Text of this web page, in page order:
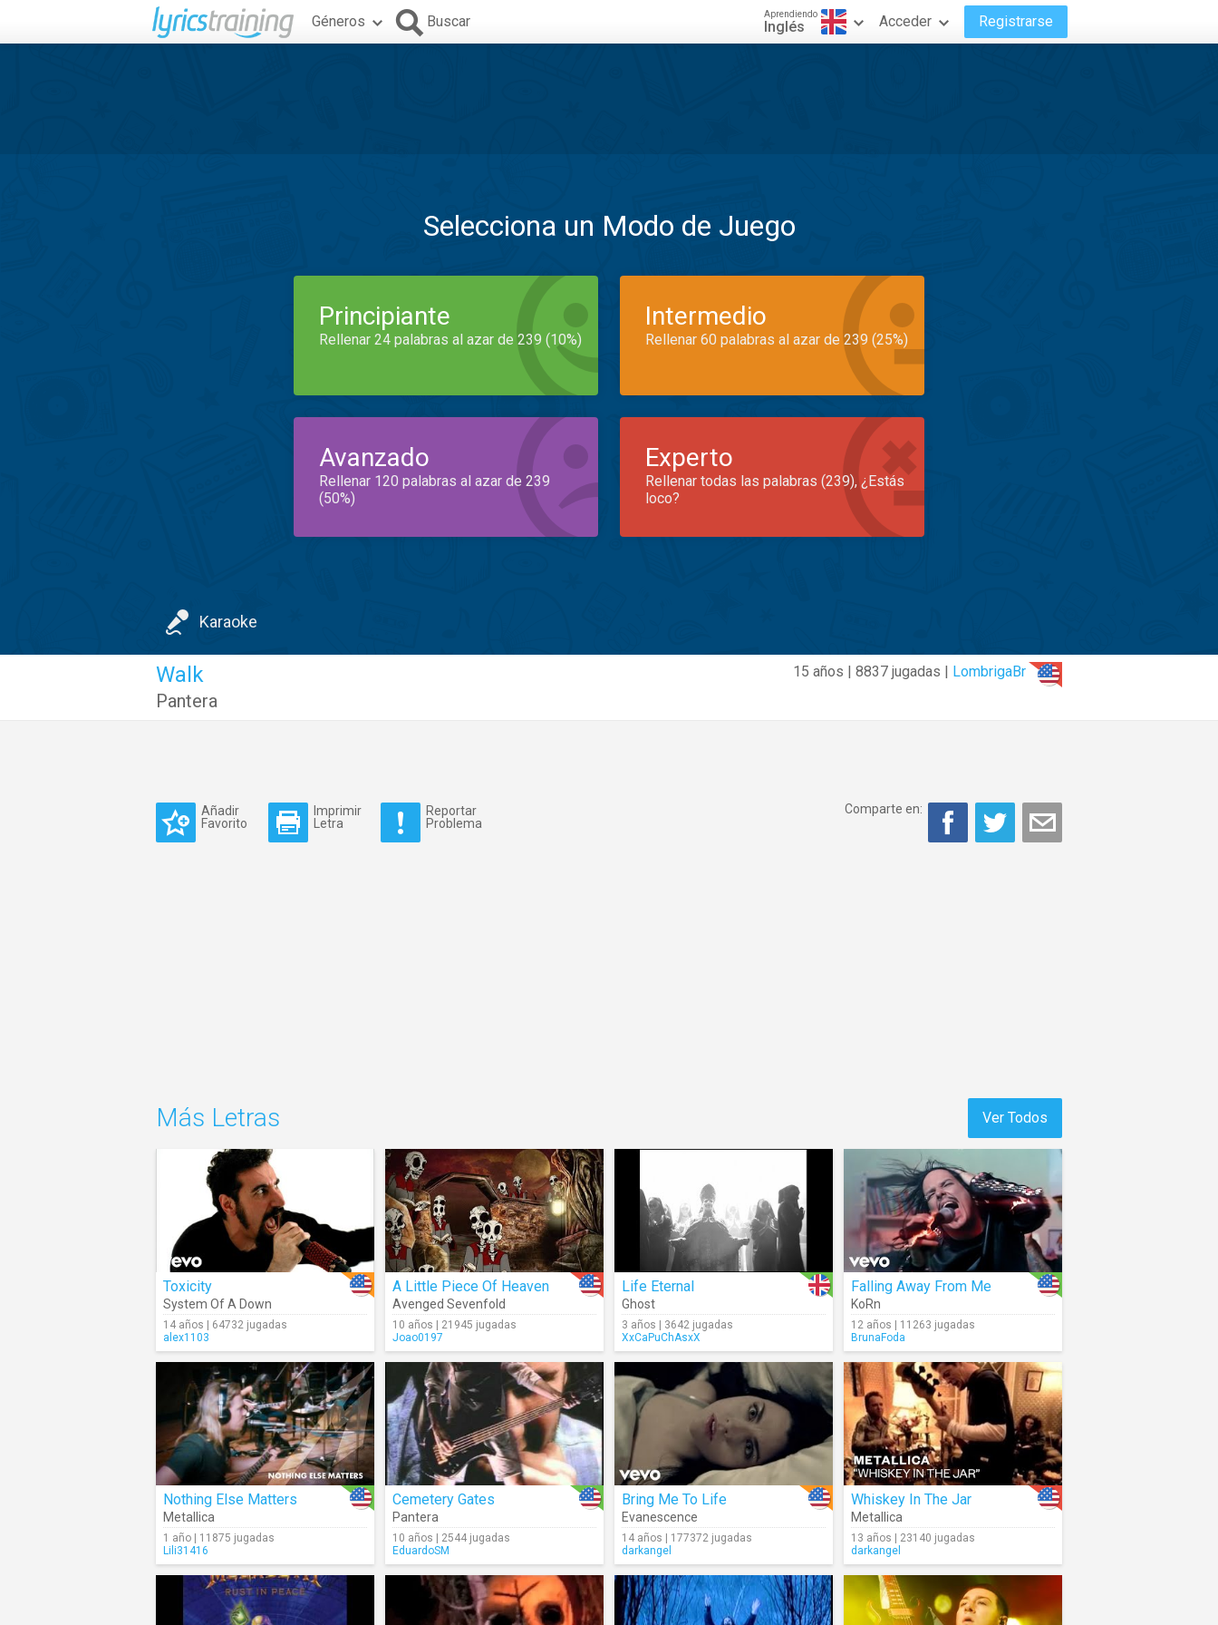
Géneros Buscar Aprendiendo
Inglés Acceder Registrarse
Selecciona un Modo de Juego
Principiante
Rellenar 24 palabras al azar de 239 (10%)
Intermedio
Rellenar 60 palabras al azar de 239 (25%)
Avanzado
Rellenar 120 palabras al azar de 239
(50%)
Experto
Rellenar todas las palabras (239), ¿Estás
loco?
Karaoke
15 años | 8837 jugadas | LombrigaBr
Walk
Pantera
Añadir
Favorito
Imprimir
Letra
Reportar
Problema
Comparte en:
Ver Todos
Más Letras
Toxicity
System Of A Down
14 años | 64732 jugadas
alex1103
A Little Piece Of Heaven
Avenged Sevenfold
10 años | 21945 jugadas
Joao0197
Life Eternal
Ghost
3 años | 3642 jugadas
XxCaPuChAsxX
Falling Away From Me
KoRn
12 años | 11263 jugadas
BrunaFoda
Nothing Else Matters
Metallica
1 año | 11875 jugadas
Lili31416
Cemetery Gates
Pantera
10 años | 2544 jugadas
EduardoSM
Bring Me To Life
Evanescence
14 años | 177372 jugadas
darkangel
Whiskey In The Jar
Metallica
13 años | 23140 jugadas
darkangel